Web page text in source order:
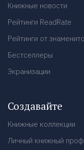
Книжные новости
Рейтинги ReadRate
Рейтинги от
Бестселлеры
Экранизации
Создавайте
Книжные коллекции
Личный книжный